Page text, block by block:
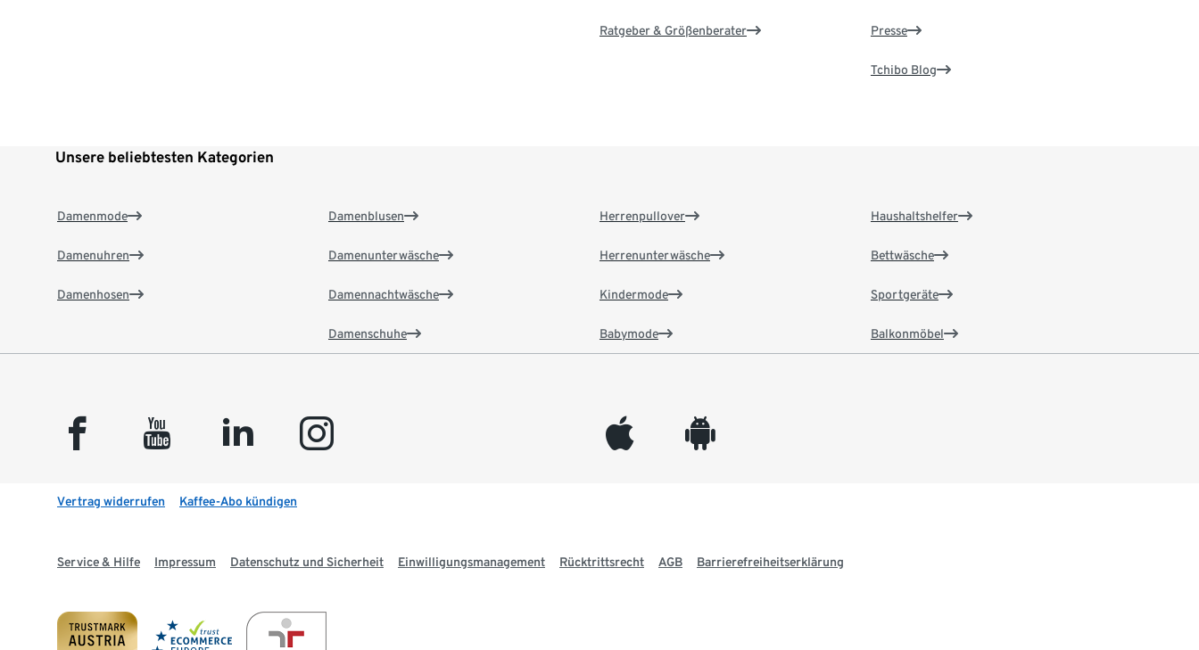
Ratgeber & Größenberater Presse
Tchibo Blog
Unsere beliebtesten Kategorien
Damenmode
Damenuhren
Damenhosen
Damenblusen
Damenunterwäsche
Damennachtwäsche
Damenschuhe
Herrenpullover
Herrenunterwäsche
Kindermode
Babymode
Haushaltshelfer
Bettwäsche
Sportgeräte
Balkonmöbel
facebook youtube linkedin instagram appleinc android
Vertrag widerrufen Kaffee-Abo kündigen
Service & Hilfe Impressum Datenschutz und Sicherheit Einwilligungsmanagement Rücktrittsrecht AGB Barrierefreiheitserklärung